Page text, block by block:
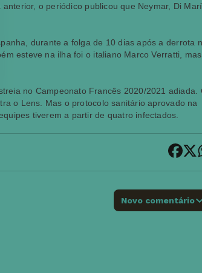
o periódico publicou que Neymar, Di
durante a folga de 10 dias após a derrota
esteve na ilha foi o italiano Marco Verratti, mas
no Campeonato Francês 2020/2021 adiada.
o Lens. Mas o protocolo sanitário aprovado na
tiverem a partir de quatro infectados.
Novo comentário